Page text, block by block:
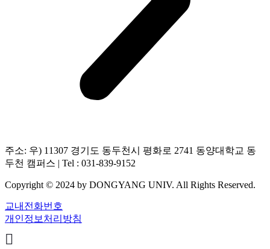
주소: 우) 11307 경기도 동두천시 평화로 2741 동양대학교 동
두천 캠퍼스 | Tel : 031-839-9152
Copyright © 2024 by DONGYANG UNIV. All Rights Reserved.
교내전화번호
개인정보처리방침